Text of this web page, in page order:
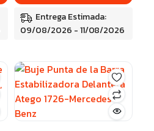
Entrega Estimada:
09/08/2026 - 11/08/2026